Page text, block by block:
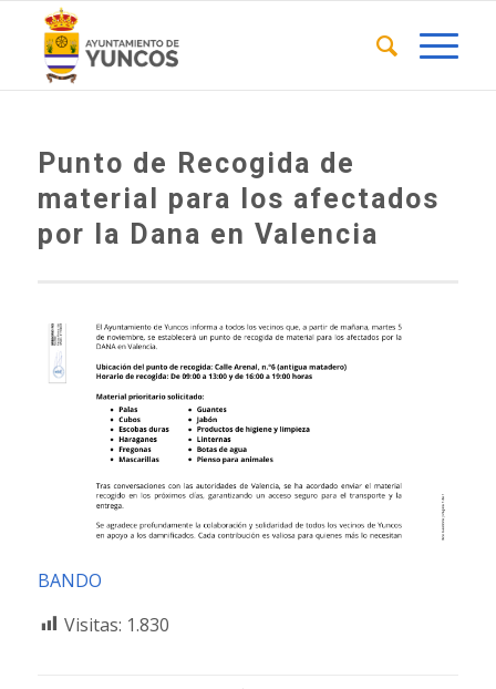
Punto de Recogida de
material para los afectados
por la Dana en Valencia
BANDO
Visitas: 1.830